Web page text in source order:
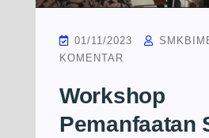
01/11/2023
KOMENTAR
Workshop
Pemanfaatan